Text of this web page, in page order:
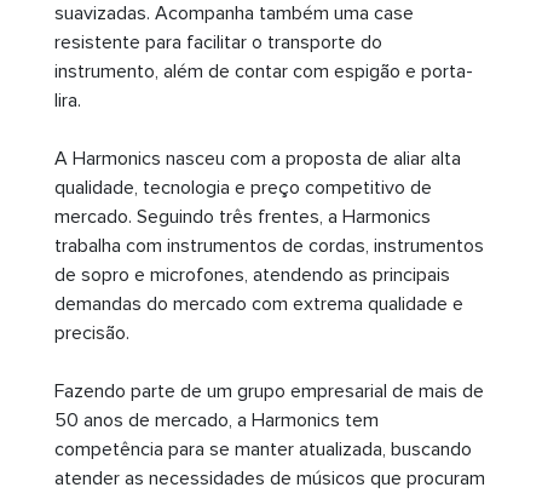
suavizadas. Acompanha também uma case
resistente para facilitar o transporte do
instrumento, além de contar com espigão e porta-
lira.
A Harmonics nasceu com a proposta de aliar alta
qualidade, tecnologia e preço competitivo de
mercado. Seguindo três frentes, a Harmonics
trabalha com instrumentos de cordas, instrumentos
de sopro e microfones, atendendo as principais
demandas do mercado com extrema qualidade e
precisão.
Fazendo parte de um grupo empresarial de mais de
50 anos de mercado, a Harmonics tem
competência para se manter atualizada, buscando
atender as necessidades de músicos que procuram